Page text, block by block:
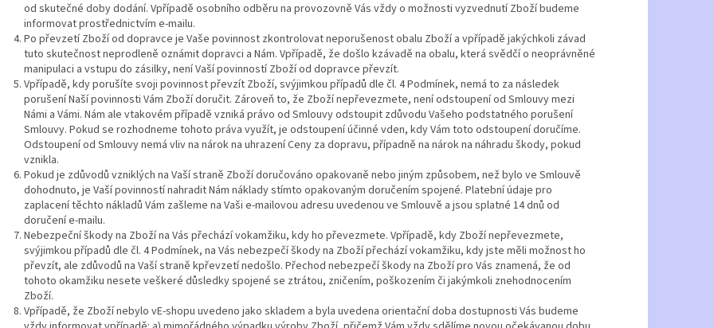
od skutečné doby dodání. Vpřípadě osobního odběru na provozovně Vás vždy o možnosti vyzvednutí Zboží budeme
informovat prostřednictvím e-mailu.
Po převzetí Zboží od dopravce je Vaše povinnost zkontrolovat neporušenost obalu Zboží a vpřípadě jakýchkoli závad
tuto skutečnost neprodleně oznámit dopravci a Nám. Vpřípadě, že došlo kzávadě na obalu, která svědčí o neoprávněné
manipulaci a vstupu do zásilky, není Vaší povinností Zboží od dopravce převzít.
Vpřípadě, kdy porušíte svoji povinnost převzít Zboží, svýjimkou případů dle čl. 4 Podmínek, nemá to za následek
porušení Naší povinnosti Vám Zboží doručit. Zároveň to, že Zboží nepřevezmete, není odstoupení od Smlouvy mezi
Námi a Vámi. Nám ale vtakovém případě vzniká právo od Smlouvy odstoupit zdůvodu Vašeho podstatného porušení
Smlouvy. Pokud se rozhodneme tohoto práva využít, je odstoupení účinné vden, kdy Vám toto odstoupení doručíme.
Odstoupení od Smlouvy nemá vliv na nárok na uhrazení Ceny za dopravu, případně na nárok na náhradu škody, pokud
vznikla.
Pokud je zdůvodů vzniklých na Vaší straně Zboží doručováno opakovaně nebo jiným způsobem, než bylo ve Smlouvě
dohodnuto, je Vaší povinností nahradit Nám náklady stímto opakovaným doručením spojené. Platební údaje pro
zaplacení těchto nákladů Vám zašleme na Vaši e-mailovou adresu uvedenou ve Smlouvě a jsou splatné 14 dnů od
doručení e-mailu.
Nebezpeční škody na Zboží na Vás přechází vokamžiku, kdy ho převezmete. Vpřípadě, kdy Zboží nepřevezmete,
svýjimkou případů dle čl. 4 Podmínek, na Vás nebezpečí škody na Zboží přechází vokamžiku, kdy jste měli možnost ho
převzít, ale zdůvodů na Vaší straně kpřevzetí nedošlo. Přechod nebezpečí škody na Zboží pro Vás znamená, že od
tohoto okamžiku nesete veškeré důsledky spojené se ztrátou, zničením, poškozením či jakýmkoli znehodnocením
Zboží.
Vpřípadě, že Zboží nebylo vE-shopu uvedeno jako skladem a byla uvedena orientační doba dostupnosti Vás budeme